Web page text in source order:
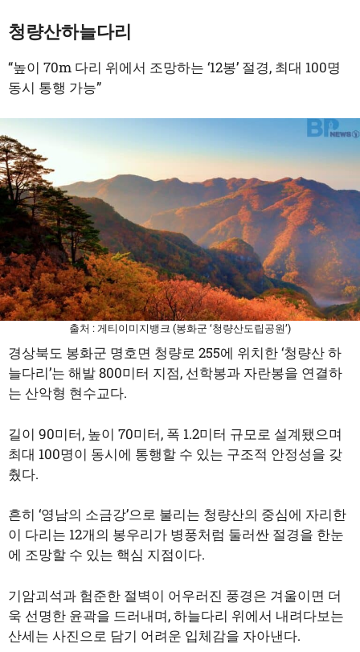
청량산하늘다리
“높이 70m 다리 위에서 조망하는 ‘12봉’ 절경, 최대 100명
동시 통행 가능”
출처 : 게티이미지뱅크 (봉화군 ‘청량산도립공원’)
경상북도 봉화군 명호면 청량로 255에 위치한 ‘청량산 하
늘다리’는 해발 800미터 지점, 선학봉과 자란봉을 연결하
는 산악형 현수교다.
길이 90미터, 높이 70미터, 폭 1.2미터 규모로 설계됐으며
최대 100명이 동시에 통행할 수 있는 구조적 안정성을 갖
췄다.
흔히 ‘영남의 소금강’으로 불리는 청량산의 중심에 자리한
이 다리는 12개의 봉우리가 병풍처럼 둘러싼 절경을 한눈
에 조망할 수 있는 핵심 지점이다.
기암괴석과 험준한 절벽이 어우러진 풍경은 겨울이면 더
욱 선명한 윤곽을 드러내며, 하늘다리 위에서 내려다보는
산세는 사진으로 담기 어려운 입체감을 자아낸다.